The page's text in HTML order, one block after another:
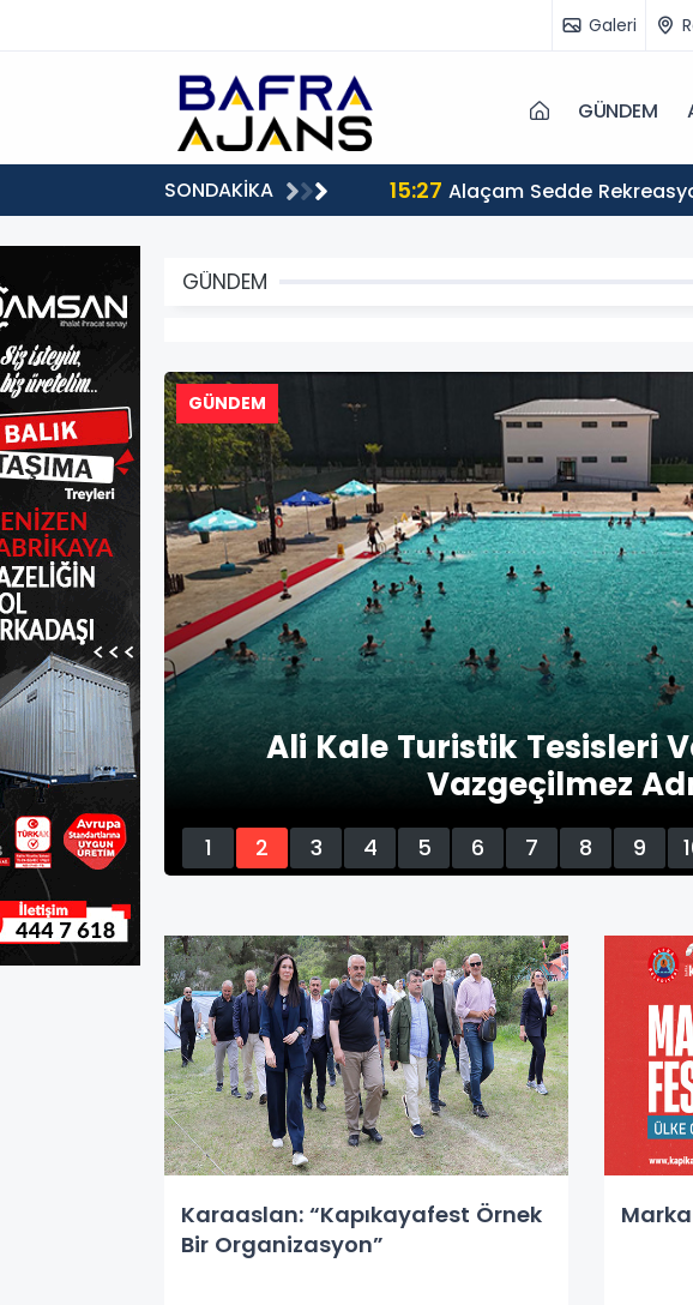
Galeri
GÜNDEM
SONDAKİKA 15:27 Alaçam Sedde
GÜNDEM
GÜNDEM
Ali Kale Turistik Tesisleri
Vazgeçilmez
1 2 3 4 5 6 7 8 9
Karaaslan: “Kapıkayafest Örnek
Bir Organizasyon”